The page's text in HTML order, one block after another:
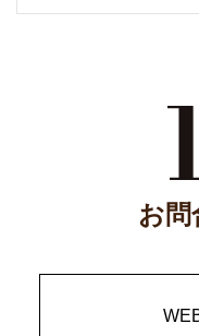
お問